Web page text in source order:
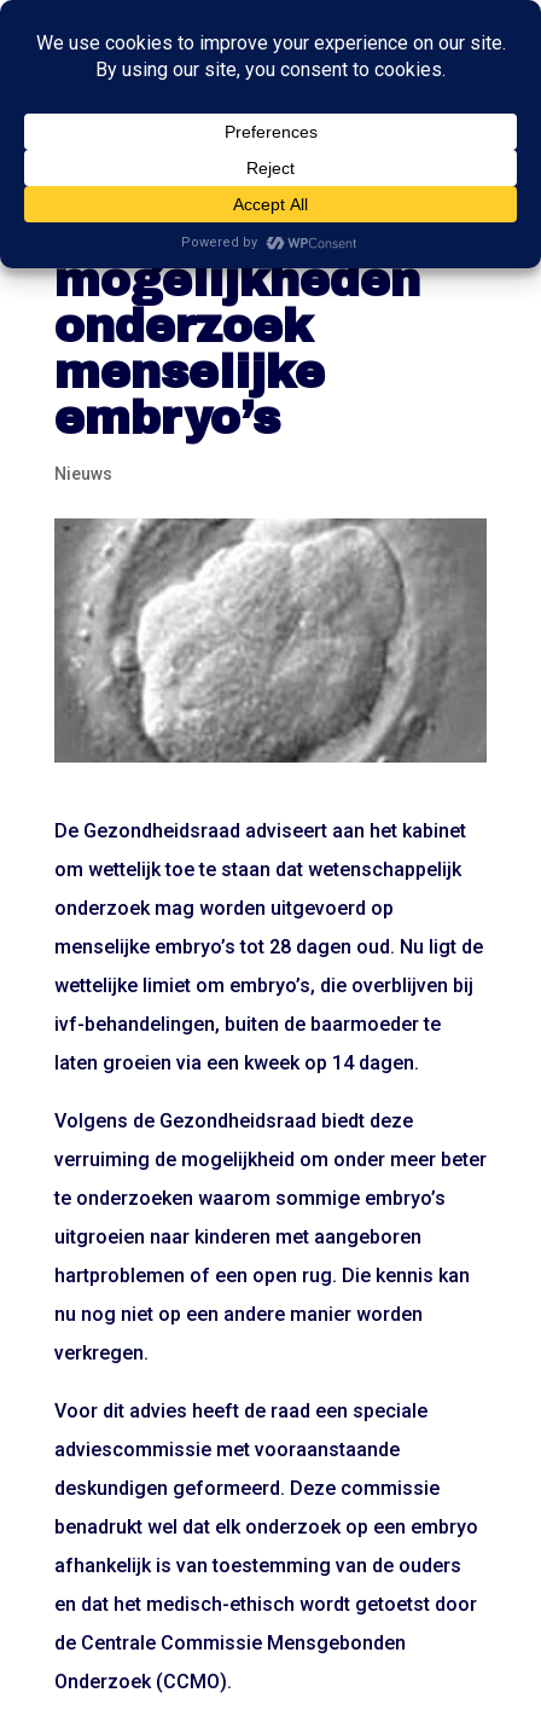
Gezondheidsraa
d: verruim
mogelijkheden
onderzoek
menselijke
embryo’s
Nieuws
De Gezondheidsraad adviseert aan het kabinet
om wettelijk toe te staan dat wetenschappelijk
onderzoek mag worden uitgevoerd op
menselijke embryo’s tot 28 dagen oud. Nu ligt de
wettelijke limiet om embryo’s, die overblijven bij
ivf-behandelingen, buiten de baarmoeder te
laten groeien via een kweek op 14 dagen.
Volgens de Gezondheidsraad biedt deze
verruiming de mogelijkheid om onder meer beter
te onderzoeken waarom sommige embryo’s
uitgroeien naar kinderen met aangeboren
hartproblemen of een open rug. Die kennis kan
nu nog niet op een andere manier worden
verkregen.
Voor dit advies heeft de raad een speciale
adviescommissie met vooraanstaande
deskundigen geformeerd. Deze commissie
benadrukt wel dat elk onderzoek op een embryo
afhankelijk is van toestemming van de ouders
en dat het medisch-ethisch wordt getoetst door
de Centrale Commissie Mensgebonden
Onderzoek (CCMO).